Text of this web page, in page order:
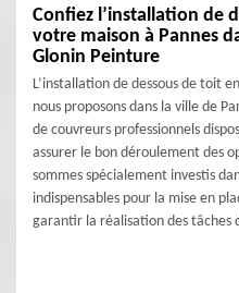
Confiez l’installation de
votre maison à Pannes
Glonin Peinture
L’installation de dessous de toit
nous proposons dans la ville de
de couvreurs professionnels
assurer le bon déroulement des
sommes spécialement investis
indispensables pour la mise en
garantir la réalisation des tâches